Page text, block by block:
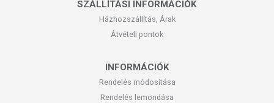
SZÁLLÍTÁSI INFORMÁCIÓK
Házhozszállítás, Árak
Átvételi pontok
INFORMÁCIÓK
Rendelés módosítása
Rendelés lemondása